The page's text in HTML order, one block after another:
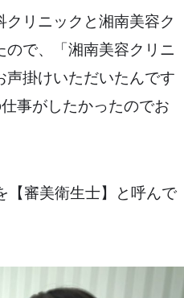
リニックと湘南美容ク
ので、「湘南美容クリニ
声掛けいただいたんです
事がしたかったのでお
審美衛生士】と呼んで